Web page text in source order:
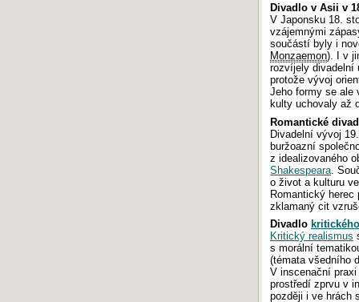
Divadlo v Asii v
V Japonsku 18.
vzájemnými
součástí byly i
Monzaemon). I v
rozvíjely divadelní
protože vývoj
Jeho formy se ale
kulty uchovaly až
Romantické
Divadelní vývoj
buržoazní
z idealizovaného
Shakespeara.
o život a kulturu
Romantický herec
zklamaný cit
Divadlo
Kritický realismus
s morální
(témata všedního
V inscenační
prostředí zprvu v
později i ve hrách